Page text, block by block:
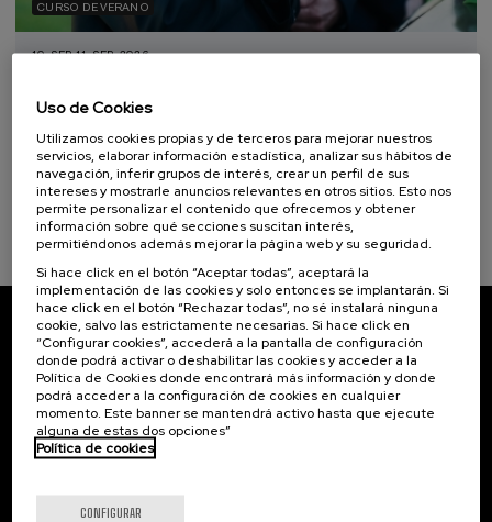
CURSO DE VERANO
10. SEP-11. SEP, 2026
duelo: un compromiso social e Institucional
20 h. Español .
... 22 €
Últimas
Gratuito
Fecha
Lista
espera
Plazo
matrícula
finalizado
Suscríbete a nuestro boletín
Inscríbete para ser el primero/a en recibir las
novedades de UIK.
Suscribirse
Contacto
Uso de Cookies
Utilizamos cookies propias y de terceros para mejorar nuestros
servicios, elaborar información estadística, analizar sus hábitos de
navegación, inferir grupos de interés, crear un perfil de sus
intereses y mostrarle anuncios relevantes en otros sitios. Esto nos
permite personalizar el contenido que ofrecemos y obtener
información sobre qué secciones suscitan interés,
permitiéndonos además mejorar la página web y su seguridad.
Si hace click en el botón “Aceptar todas”, aceptará la
implementación de las cookies y solo entonces se implantarán. Si
hace click en el botón “Rechazar todas”, no sé instalará ninguna
cookie, salvo las estrictamente necesarias. Si hace click en
“Configurar cookies”, accederá a la pantalla de configuración
donde podrá activar o deshabilitar las cookies y acceder a la
Política de Cookies donde encontrará más información y donde
podrá acceder a la configuración de cookies en cualquier
momento. Este banner se mantendrá activo hasta que ejecute
alguna de estas dos opciones”
Política de cookies
CONFIGURAR